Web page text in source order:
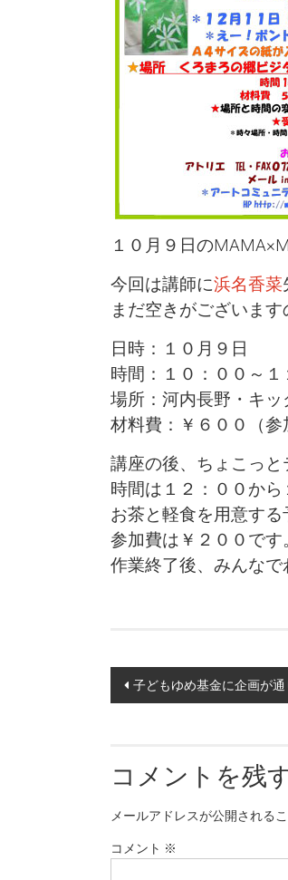
１０月９日の
今回は講師に浜名香菜
まだ空きがございます
日時：１０月９日
時間：１０：００～１
場所：河内長野・キ
材料費：￥６００（参
講座の後、ちょこっと
時間は１２：００から
お茶と軽食を用意する
参加費は￥２００です
作業終了後、みんなで
Post
子どもゆめ基金に企画が通
コメントを残
メールアドレスが公開される
コメント ※